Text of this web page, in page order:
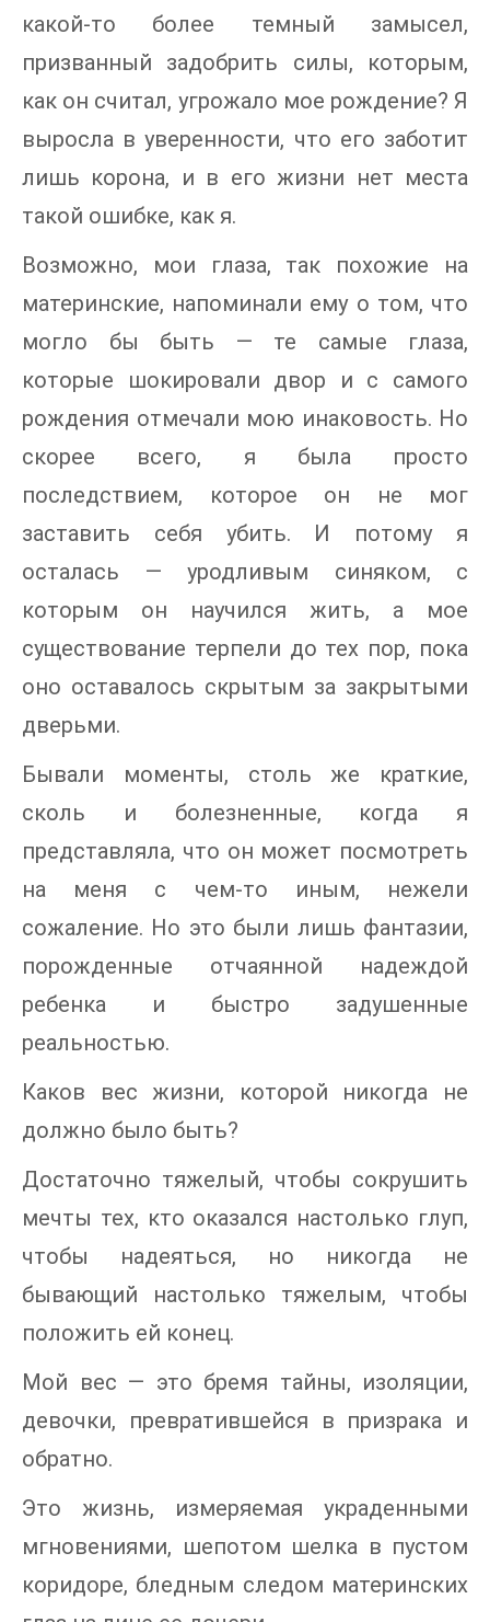
какой-то более темный замысел,
призванный задобрить силы, которым,
как он считал, угрожало мое рождение? Я
выросла в уверенности, что его заботит
лишь корона, и в его жизни нет места
такой ошибке, как я.
Возможно, мои глаза, так похожие на
материнские, напоминали ему о том, что
могло бы быть — те самые глаза,
которые шокировали двор и с самого
рождения отмечали мою инаковость. Но
скорее всего, я была просто
последствием, которое он не мог
заставить себя убить. И потому я
осталась — уродливым синяком, с
которым он научился жить, а мое
существование терпели до тех пор, пока
оно оставалось скрытым за закрытыми
дверьми.
Бывали моменты, столь же краткие,
сколь и болезненные, когда я
представляла, что он может посмотреть
на меня с чем-то иным, нежели
сожаление. Но это были лишь фантазии,
порожденные отчаянной надеждой
ребенка и быстро задушенные
реальностью.
Каков вес жизни, которой никогда не
должно было быть?
Достаточно тяжелый, чтобы сокрушить
мечты тех, кто оказался настолько глуп,
чтобы надеяться, но никогда не
бывающий настолько тяжелым, чтобы
положить ей конец.
Мой вес — это бремя тайны, изоляции,
девочки, превратившейся в призрака и
обратно.
Это жизнь, измеряемая украденными
мгновениями, шепотом шелка в пустом
коридоре, бледным следом материнских